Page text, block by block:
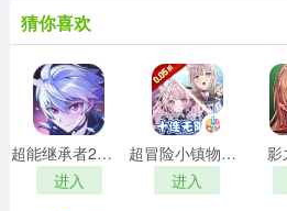
猜你喜欢
超能继承者2游戏
进入
超冒险小镇物语2游戏
进入
影